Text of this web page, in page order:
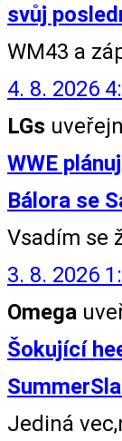
svůj
WM43 a
4. 8. 2026
LGs
WWE
Bálora se
Vsadím se
3. 8. 2026
Omega
Šokující
Jediná